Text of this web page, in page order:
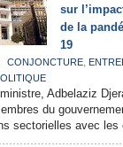
sur
de la
19
CONJONCTURE,
Adbelaziz
du
sectorielles avec les